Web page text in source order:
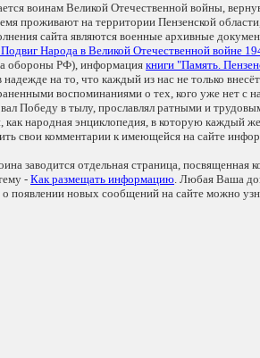
воинам Великой Отечественной войны,
проживают на территории Пензенской
сайта являются военные архивные
Народа в Великой Отечественной войне
обороны РФ), информация книги "Память.
надежде на то, что каждый из нас не только
воспоминаниями о тех, кого уже нет с
Победу в тылу, прославлял ратными и
как народная энциклопедия, в которую каждый
свои комментарии к имеющейся на сайте
заводится отдельная страница,
-Как размещать информацию. Любая Ваша
появлении новых сообщений на сайте можно